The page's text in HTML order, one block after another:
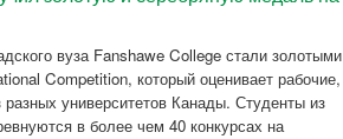
вуза Fanshawe College стали золотыми
Competition, который оценивает рабочие,
разных университетов Канады. Студенты из
в более чем 40 конкурсах на